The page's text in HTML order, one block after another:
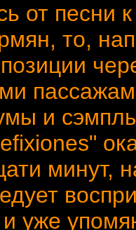
от песни
то,
и
минут,
уже